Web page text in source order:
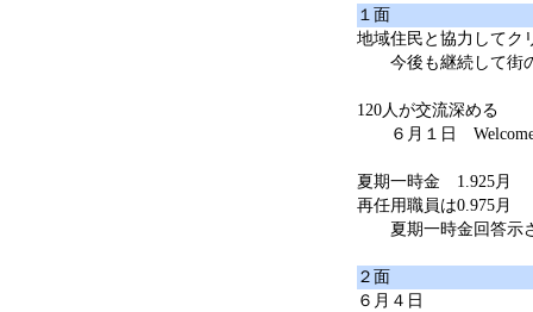
１面
地域住民と協力してク
今後も継続して街
120人が交流深める
６月１日 Welcome
夏期一時金 1.925月
再任用職員は0.975月
夏期一時金回答示
２面
６月４日